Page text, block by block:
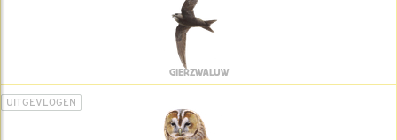
GIERZWALUW
UITGEVLOGEN